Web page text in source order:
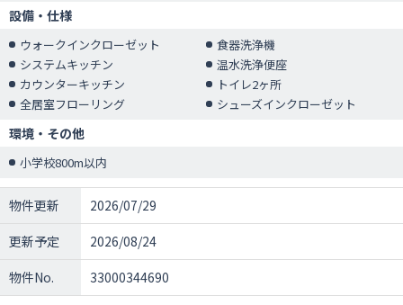
設備・仕様
ウォークインクローゼット
食器洗浄機
システムキッチン
温水洗浄便座
カウンターキッチン
トイレ2ヶ所
全居室フローリング
シューズインクローゼット
環境・その他
小学校800m以内
物件更新
2026/07/29
更新予定
2026/08/24
物件No.
33000344690